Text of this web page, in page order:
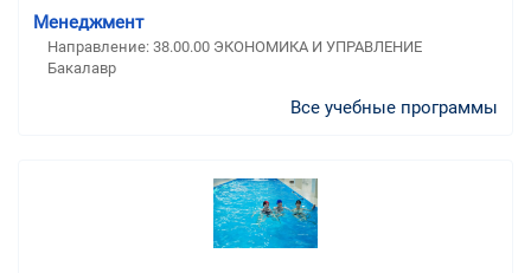
Менеджмент
Направление: 38.00.00 ЭКОНОМИКА И УПРАВЛЕНИЕ
Бакалавр
Все учебные программы